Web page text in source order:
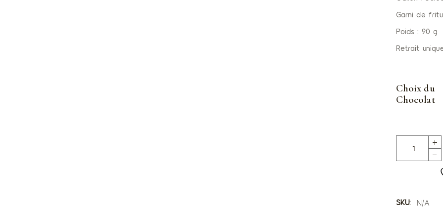
Garni de
Poids : 90 g
Retrait
Choix du
Chocolat
Odilon
SKU:
N/A